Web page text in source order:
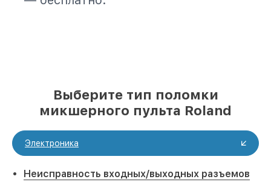
Выберите тип поломки
микшерного пульта Roland
Электроника
Неисправность входных/выходных разъемов